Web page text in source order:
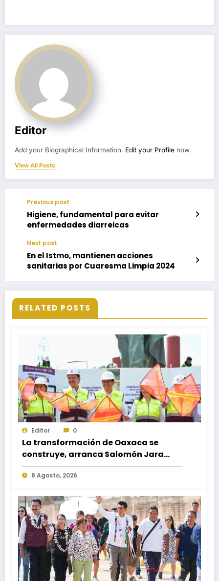
Editor
Add your Biographical Information. Edit your Profile now.
View All Posts
Previous post
Higiene, fundamental para evitar
enfermedades diarreicas
Next post
En el Istmo, mantienen acciones
sanitarias por Cuaresma Limpia 2024
RELATED POSTS
Editor 0
La transformación de Oaxaca se
construye, arranca Salomón Jara
obra del paso a desnivel en la
carretera federal 190 kilómetro 184 +
8 Agosto, 2026